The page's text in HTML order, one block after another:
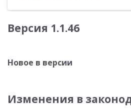
Версия 1.1.46
Новое в версии
Изменения в